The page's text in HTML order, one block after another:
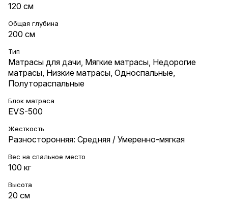
120 см
Общая глубина
200 см
Тип
Матрасы для дачи Мягкие матрасы Недорогие
матрасы Низкие матрасы Односпальные
Полутораспальные
Блок матраса
EVS-500
Жесткость
Разносторонняя: Средняя / Умеренно-мягкая
Вес на cпальное место
100 кг
Высота
20 см